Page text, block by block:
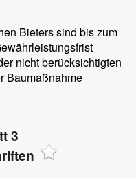
Bieters sind bis zum
nicht berücksichtigten
Baumaßnahme
3